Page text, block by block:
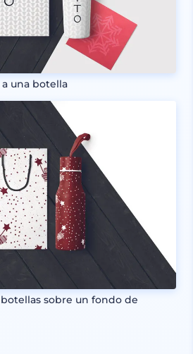
una botella
sobre un fondo de